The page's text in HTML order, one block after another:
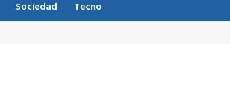
Sociedad Tecno